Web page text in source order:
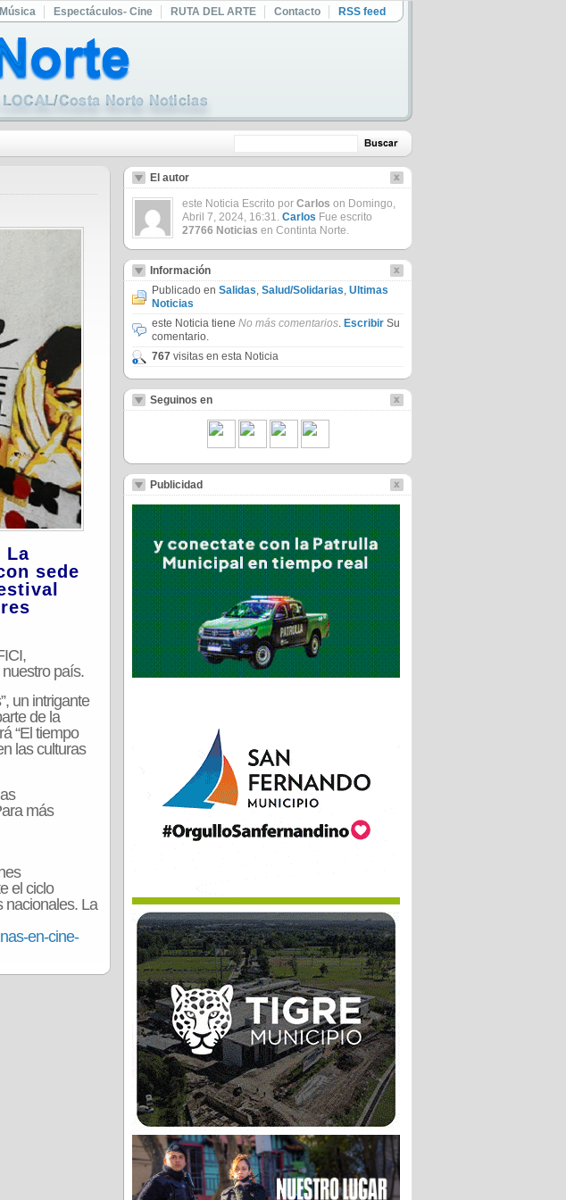
Música Espectáculos- Cine RUTA DEL ARTE Contacto RSS feed
La
sede
país.
un intrigante
de la
“El tiempo
las culturas
más
el ciclo
nacionales. La
en-cine-
El autor
este Noticia Escrito por Carlos on Domingo,
Abril 7, 2024, 16:31. Carlos Fue escrito
27766 Noticias en Continta Norte.
Información
Publicado en Salidas, Salud/Solidarias, Ultimas
Noticias
este Noticia tiene No más comentarios. Escribir Su
comentario.
767 visitas en esta Noticia
Seguinos en
Publicidad